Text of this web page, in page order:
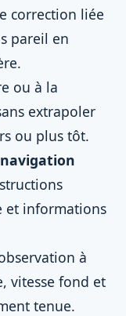
correction liée
pareil en
ou à la
extrapoler
ou plus tôt.
et informations
à
vitesse fond et
tenue.